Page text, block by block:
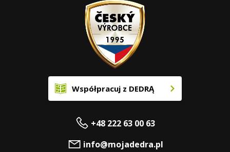
Współpracuj z DEDRĄ
+48 222 63 00 63
info@mojadedra.pl